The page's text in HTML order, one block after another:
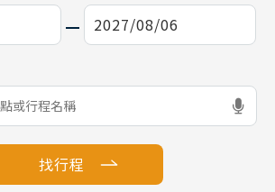
找行程